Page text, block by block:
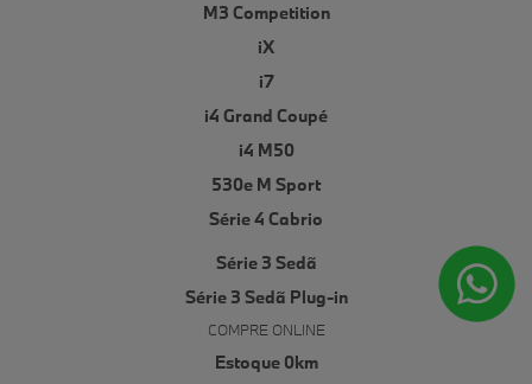
M3 Competition
iX
i7
i4 Grand Coupé
i4 M50
530e M Sport
Série 4 Cabrio
Série 3 Sedã
Série 3 Sedã Plug-in
COMPRE ONLINE
Estoque 0km